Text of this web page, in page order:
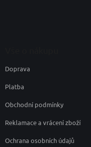
Doprava
Platba
Obchodní podmínky
Reklamace a vrácení zboží
Ochrana osobních údajů